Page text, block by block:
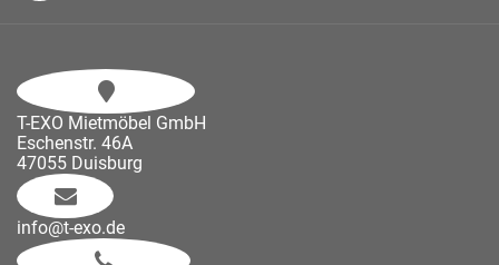
T-EXO Mietmöbel GmbH
Eschenstr. 46A
47055 Duisburg
info@t-exo.de